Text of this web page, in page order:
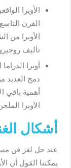
القرن
الأوبرا من
تأليف
أوبرا
دمج العديد
أهمية
الأوبرا
أشكال
يمكننا القول أن